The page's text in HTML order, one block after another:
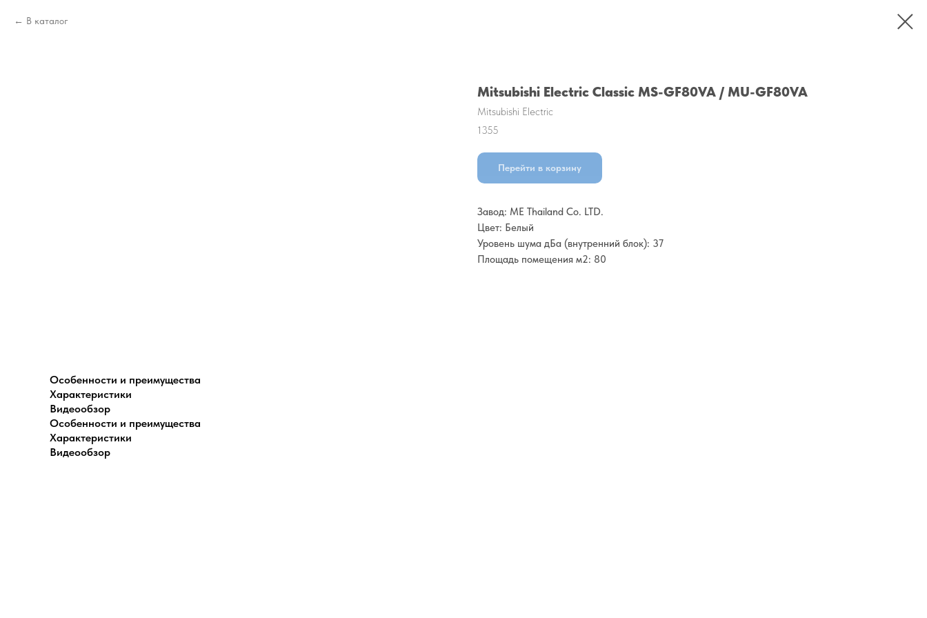
В каталог
Mitsubishi Electric Classic MS-GF80VA / MU-GF80VA
Mitsubishi Electric
1355
Перейти в корзину
Завод: ME Thailand Co. LTD.
Цвет: Белый
Уровень шума дБа (внутренний блок): 37
Площадь помещения м2: 80
Особенности и преимущества
Характеристики
Видеообзор
Особенности и преимущества
Характеристики
Видеообзор